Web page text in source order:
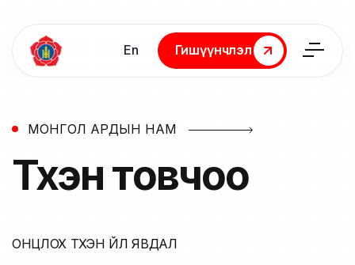
En
Гишүүнчлэл
Гишүүнчлэл
МОНГОЛ АРДЫН НАМ
Түүхэнтовчоо
ОНЦЛОХ ТҮҮХЭН ҮЙЛ ЯВДАЛ